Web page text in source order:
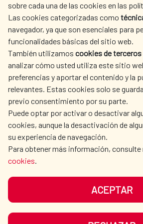
sobre cada una de las cookies en las
Las cookies categorizadas como
navegador, ya que son esenciales para
funcionalidades básicas del sitio web.
También utilizamos cookies de terceros
analizar cómo usted utiliza este sitio
preferencias y aportar el contenido y la
relevantes. Estas cookies solo se
previo consentimiento por su parte.
Puede optar por activar o desactivar
cookies, aunque la desactivación de
su experiencia de navegación.
Para obtener más información, consulte
cookies.
ACEPTAR
AECID
WHERE
SPANISH HUMANITARIAN
ACTION
CULTURE AND SCIENCE
OUR SOCIAL MEDIA
DATA